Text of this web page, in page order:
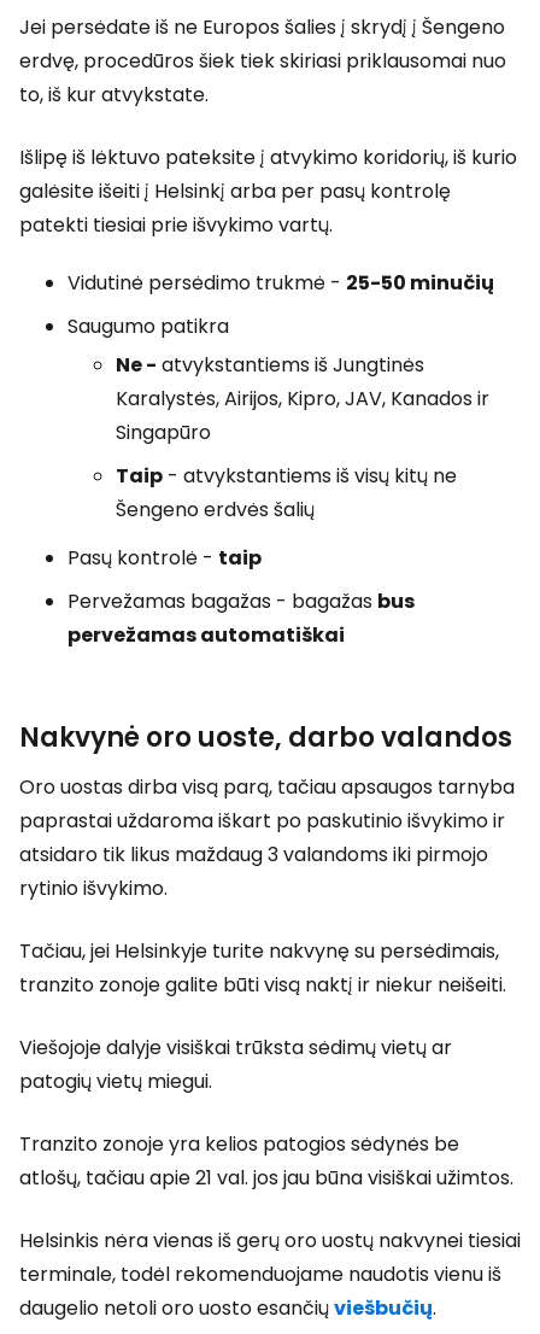
Jei persėdate iš ne Europos šalies į skrydį į Šengeno
erdvę, procedūros šiek tiek skiriasi priklausomai nuo
to, iš kur atvykstate.
Išlipę iš lėktuvo pateksite į atvykimo koridorių, iš kurio
galėsite išeiti į Helsinkį arba per pasų kontrolę
patekti tiesiai prie išvykimo vartų.
Vidutinė persėdimo trukmė - 25-50 minučių
Saugumo patikra
Ne - atvykstantiems iš Jungtinės
Karalystės, Airijos, Kipro, JAV, Kanados ir
Singapūro
Taip - atvykstantiems iš visų kitų ne
Šengeno erdvės šalių
Pasų kontrolė - taip
Pervežamas bagažas - bagažas bus
pervežamas automatiškai
Nakvynė oro uoste, darbo valandos
Oro uostas dirba visą parą, tačiau apsaugos tarnyba
paprastai uždaroma iškart po paskutinio išvykimo ir
atsidaro tik likus maždaug 3 valandoms iki pirmojo
rytinio išvykimo.
Tačiau, jei Helsinkyje turite nakvynę su persėdimais,
tranzito zonoje galite būti visą naktį ir niekur neišeiti.
Viešojoje dalyje visiškai trūksta sėdimų vietų ar
patogių vietų miegui.
Tranzito zonoje yra kelios patogios sėdynės be
atlošų, tačiau apie 21 val. jos jau būna visiškai užimtos.
Helsinkis nėra vienas iš gerų oro uostų nakvynei tiesiai
terminale, todėl rekomenduojame naudotis vienu iš
daugelio netoli oro uosto esančiųviešbučių.